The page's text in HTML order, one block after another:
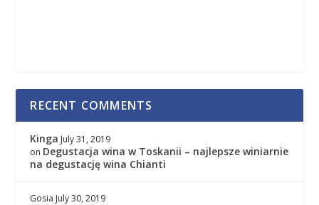
RECENT COMMENTS
Kinga July 31, 2019
on Degustacja wina w Toskanii – najlepsze winiarnie
na degustację wina Chianti
Gosia July 30, 2019